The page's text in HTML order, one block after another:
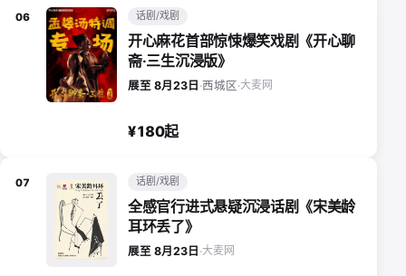
06 话剧/戏剧
开心麻花首部惊悚爆笑戏剧《开心聊
斋·三生沉浸版》
展至 8月23日 ·西城区·大麦网
¥180起
07 话剧/戏剧
全感官行进式悬疑沉浸话剧《宋美龄
耳环丢了》
展至 8月23日 ·大麦网